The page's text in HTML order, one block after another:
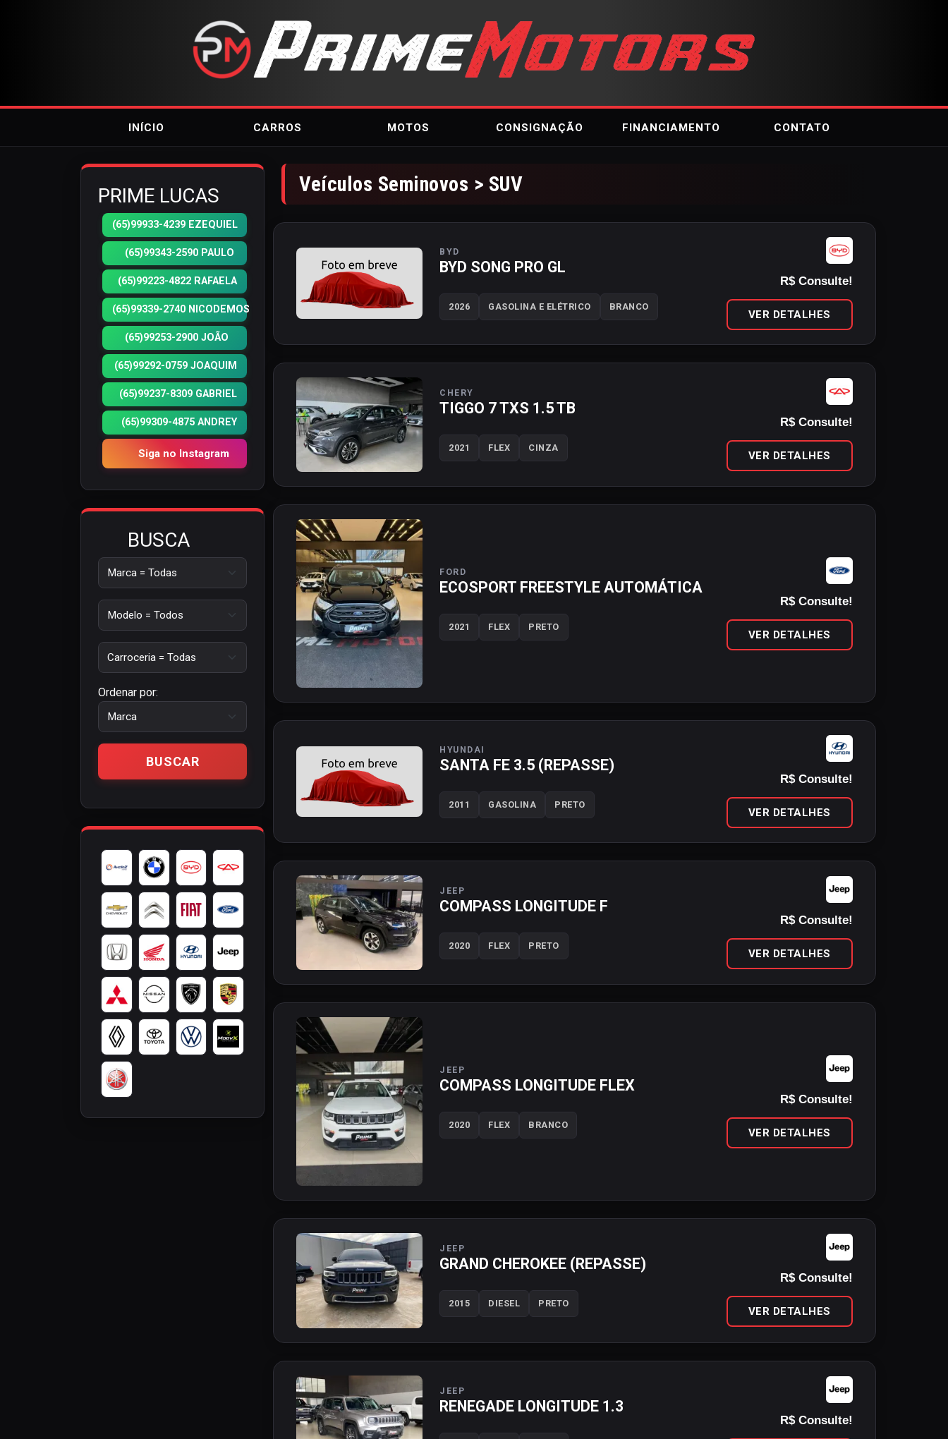
INÍCIO CARROS MOTOS CONSIGNAÇÃO FINANCIAMENTO CONTATO
PRIME LUCAS
(65)99933-4239 EZEQUIEL
(65)99343-2590 PAULO
(65)99223-4822 RAFAELA
(65)99339-2740 NICODEMOS
(65)99253-2900 JOÃO
(65)99292-0759 JOAQUIM
(65)99237-8309 GABRIEL
(65)99309-4875 ANDREY
Siga no Instagram
BUSCA
Ordenar por:
Veículos Seminovos > SUV
BYD
BYD SONG PRO GL
2026 GASOLINA E ELÉTRICO BRANCO
R$ Consulte!
VER DETALHES
CHERY
TIGGO 7 TXS 1.5 TB
2021 FLEX CINZA
R$ Consulte!
VER DETALHES
FORD
ECOSPORT FREESTYLE AUTOMÁTICA
2021 FLEX PRETO
R$ Consulte!
VER DETALHES
HYUNDAI
SANTA FE 3.5 (REPASSE)
2011 GASOLINA PRETO
R$ Consulte!
VER DETALHES
JEEP
COMPASS LONGITUDE F
2020 FLEX PRETO
R$ Consulte!
VER DETALHES
JEEP
COMPASS LONGITUDE FLEX
2020 FLEX BRANCO
R$ Consulte!
VER DETALHES
JEEP
GRAND CHEROKEE (REPASSE)
2015 DIESEL PRETO
R$ Consulte!
VER DETALHES
JEEP
RENEGADE LONGITUDE 1.3
R$ Consulte!